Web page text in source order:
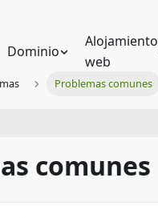
Dominio
Alojamiento
web
Problemas comunes
comunes